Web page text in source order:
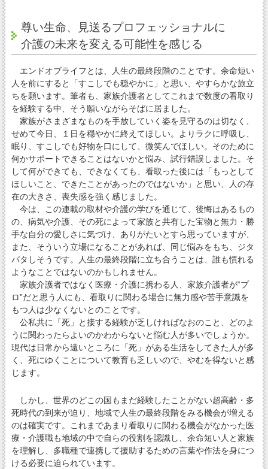
尊い生命、見送るプロフェッショナルに
介護の未来を変える可能性を感じる
エンドオブライフとは、人生の最終段階のことです。余命短い
人を前にすると「すこしでも穏やかに」と思い、やすらかな旅立
ちを願います。筆者も、家族介護者としてこれまで数度の看取り
を経験する中、そう願いながらそばに居ました。
家族がさまざまなものを手放していく姿を見守るのは切なく、
せめて今日、１日を穏やかに終えてほしい。よりラクに呼吸し、
眠り、すこしでも好物を口にして、微笑んでほしい。そのために
何かサポートできることはないかと悩み、試行錯誤しました。そ
して何ができても、できなくても、看取った後には「もっとして
ほしいこと、できたことがあったのではないか」と思い、人の存
在の大きさ、喪失感を強く感じました。
今は、この連載の取材や介護の学びを通じて、後悔はあるもの
の、病気や介護、その死によって家族と共有した宝物と無力・勝
手な自分の愛しさに気づけ、ありがたいとすら思っていますが、
また、そういう立場になることがあれば、同じ悩みをもち、ジタ
バタしそうです。人生の最終段階に立ち合うことは、誰も慣れる
ようなことではないのかもしれません。
家族介護者ではなく医療・介護に携わる人、家族介護者が“プ
ロ”だと思う人にも、看取りに関わる場合に無力感や苦手意識を
もつ人は少なくないとのことです。
公私共に「死」と接する経験が乏しければなおのこと、どのよ
うに関わったらよいのかわからないと悩む人が多いでしょうか。
現代は日常から遠いところに「死」がある生活をしてきた人が多
く、死にゆくことについて教育も乏しいので、やむを得ないと感
じます。
しかし、世界のどこの国もまだ経験したことがない超高齢・多
死時代の到来が迫り、地域で人生の最終段階をみる機会が増える
のは確実です。これまであまり看取りに関わる機会がなかった医
療・介護職も地域の中で自らの役割を認識し、余命短い人と家族
を理解し、多職種で連携して援助するための言葉や作法を身につ
ける必要に迫られています。